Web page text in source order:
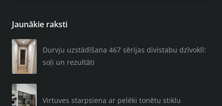
Jaunākie raksti
Durvju uzstādīšana 467 sērijas divistabu dzīvoklī:
soļi un rezultāti
Virtuves starpsiena ar pelēki tonētu stiklu